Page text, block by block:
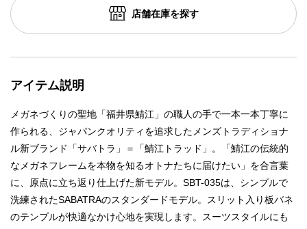
店舗在庫を探す
アイテム説明
メガネづくりの聖地「福井県鯖江」の職人の手で一本一本丁寧に
作られる、ジャパンクオリティを追求したメンズトラディショナ
ル新ブランド「サバトラ」＝「鯖江トラッド」。「鯖江の伝統的
なメガネフレームを本物を知るオトナたちに届けたい」を合言葉
に、原点に立ち返り仕上げた新モデル。SBT-035は、シンプルで
洗練されたSABATRAのスタンダードモデル。スリット入り板バネ
のテンプルが快適なかけ心地を実現します。スーツスタイルにも